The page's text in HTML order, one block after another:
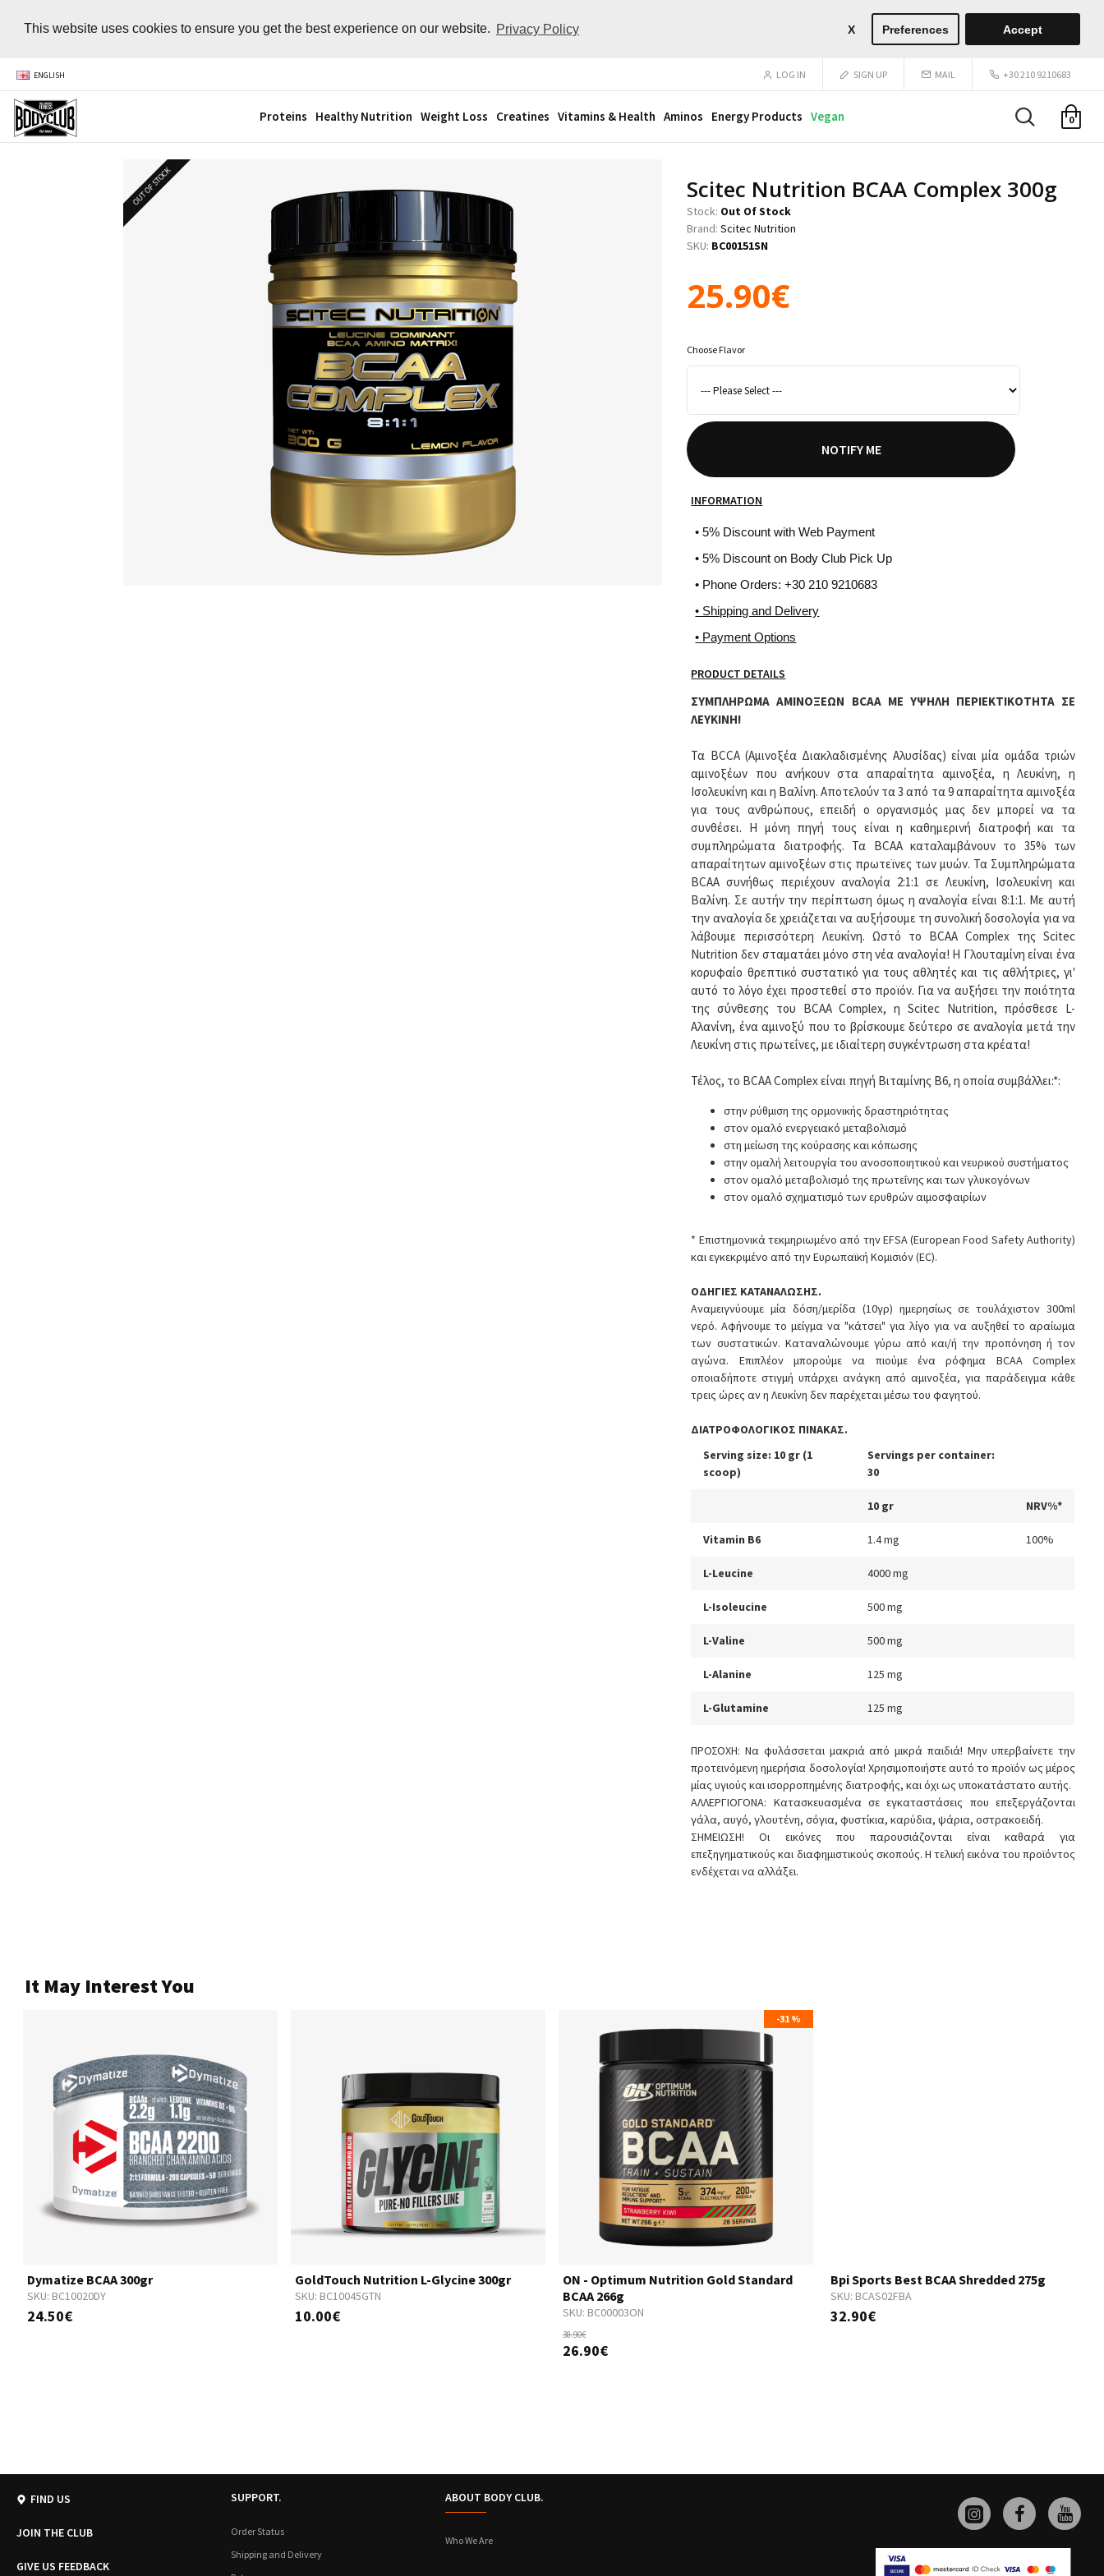
This website uses cookies to ensure you get the best experience on our website. Privacy Policy X Preferences Accept
ENGLISH LOG IN SIGN UP MAIL +30 210 9210683
Proteins Healthy Nutrition Weight Loss Creatines Vitamins & Health Aminos Energy Products Vegan 0
OUT OF STOCK Scitec Nutrition BCAA Complex 300g
Stock: Out Of Stock
Brand: Scitec Nutrition
SKU: BC00151SN
25.90€
Choose Flavor
NOTIFY ME
INFORMATION
• 5% Discount with Web Payment
• 5% Discount on Body Club Pick Up
• Phone Orders: +30 210 9210683
• Shipping and Delivery
• Payment Options
PRODUCT DETAILS
ΣΥΜΠΛΗΡΩΜΑ ΑΜΙΝΟΞΕΩΝ BCAA ΜΕ ΥΨΗΛΗ ΠΕΡΙΕΚΤΙΚΟΤΗΤΑ ΣΕ
ΛΕΥΚΙΝΗ!
Τα BCCA (Αμινοξέα Διακλαδισμένης Αλυσίδας) είναι μία ομάδα τριών
αμινοξέων που ανήκουν στα απαραίτητα αμινοξέα, η Λευκίνη, η
Ισολευκίνη και η Βαλίνη. Αποτελούν τα 3 από τα 9 απαραίτητα αμινοξέα
για τους ανθρώπους, επειδή ο οργανισμός μας δεν μπορεί να τα
συνθέσει. Η μόνη πηγή τους είναι η καθημερινή διατροφή και τα
συμπληρώματα διατροφής. Τα BCAA καταλαμβάνουν το 35% των
απαραίτητων αμινοξέων στις πρωτεϊνες των μυών. Τα Συμπληρώματα
BCAA συνήθως περιέχουν αναλογία 2:1:1 σε Λευκίνη, Ισολευκίνη και
Βαλίνη. Σε αυτήν την περίπτωση όμως η αναλογία είναι 8:1:1. Με αυτή
την αναλογία δε χρειάζεται να αυξήσουμε τη συνολική δοσολογία για να
λάβουμε περισσότερη Λευκίνη. Ωστό το BCAA Complex της Scitec
Nutrition δεν σταματάει μόνο στη νέα αναλογία! Η Γλουταμίνη είναι ένα
κορυφαίο θρεπτικό συστατικό για τους αθλητές και τις αθλήτριες, γι'
αυτό το λόγο έχει προστεθεί στο προϊόν. Για να αυξήσει την ποιότητα
της σύνθεσης του BCAA Complex, η Scitec Nutrition, πρόσθεσε L-
Αλανίνη, ένα αμινοξύ που το βρίσκουμε δεύτερο σε αναλογία μετά την
Λευκίνη στις πρωτεΐνες, με ιδιαίτερη συγκέντρωση στα κρέατα!
Τέλος, το BCAA Complex είναι πηγή Βιταμίνης B6, η οποία συμβάλλει:*:
στην ρύθμιση της ορμονικής δραστηριότητας
στον ομαλό ενεργειακό μεταβολισμό
στη μείωση της κούρασης και κόπωσης
στην ομαλή λειτουργία του ανοσοποιητικού και νευρικού συστήματος
στον ομαλό μεταβολισμό της πρωτεΐνης και των γλυκογόνων
στον ομαλό σχηματισμό των ερυθρών αιμοσφαιρίων
* Eπιστημονικά τεκμηριωμένο από την EFSA (European Food Safety Authority)
και εγκεκριμένο από την Ευρωπαϊκή Κομισιόν (EC).
ΟΔΗΓΙΕΣ ΚΑΤΑΝΑΛΩΣΗΣ.
Αναμειγνύουμε μία δόση/μερίδα (10γρ) ημερησίως σε τουλάχιστον 300ml
νερό. Αφήνουμε το μείγμα να "κάτσει" για λίγο για να αυξηθεί το αραίωμα
των συστατικών. Καταναλώνουμε γύρω από και/ή την προπόνηση ή τον
αγώνα. Επιπλέον μπορούμε να πιούμε ένα ρόφημα BCAA Complex
οποιαδήποτε στιγμή υπάρχει ανάγκη από αμινοξέα, για παράδειγμα κάθε
τρεις ώρες αν η Λευκίνη δεν παρέχεται μέσω του φαγητού.
ΔΙΑΤΡΟΦΟΛΟΓΙΚΟΣ ΠΙΝΑΚΑΣ.
Serving size: 10 gr (1
scoop)
Servings per container:
30
10 gr NRV%*
Vitamin B6 1.4 mg 100%
L-Leucine 4000 mg
L-Isoleucine 500 mg
L-Valine 500 mg
L-Alanine 125 mg
L-Glutamine 125 mg
ΠΡΟΣΟΧΗ: Να φυλάσσεται μακριά από μικρά παιδιά! Μην υπερβαίνετε την
προτεινόμενη ημερήσια δοσολογία! Χρησιμοποιήστε αυτό το προϊόν ως μέρος
μίας υγιούς και ισορροπημένης διατροφής, και όχι ως υποκατάστατο αυτής.
ΑΛΛΕΡΓΙΟΓΟΝΑ: Κατασκευασμένα σε εγκαταστάσεις που επεξεργάζονται
γάλα, αυγό, γλουτένη, σόγια, φυστίκια, καρύδια, ψάρια, οστρακοειδή.
ΣΗΜΕΙΩΣΗ! Οι εικόνες που παρουσιάζονται είναι καθαρά για
επεξηγηματικούς και διαφημιστικούς σκοπούς. Η τελική εικόνα του προϊόντος
ενδέχεται να αλλάξει.
It May Interest You
SKU: BC10020DY
Dymatize BCAA 300gr
24.50€
SKU: BC10045GTN
GoldTouch Nutrition L-Glycine 300gr
10.00€
-31 %
SKU: BC00003ON
ON - Optimum Nutrition Gold Standard
BCAA 266g
26.90€
38.90€
SKU: BCAS02FBA
Bpi Sports Best BCAA Shredded 275g
32.90€
FIND US
JOIN THE CLUB
GIVE US FEEDBACK
SUPPORT.
Order Status
Shipping and Delivery
ABOUT BODY CLUB.
Who We Are